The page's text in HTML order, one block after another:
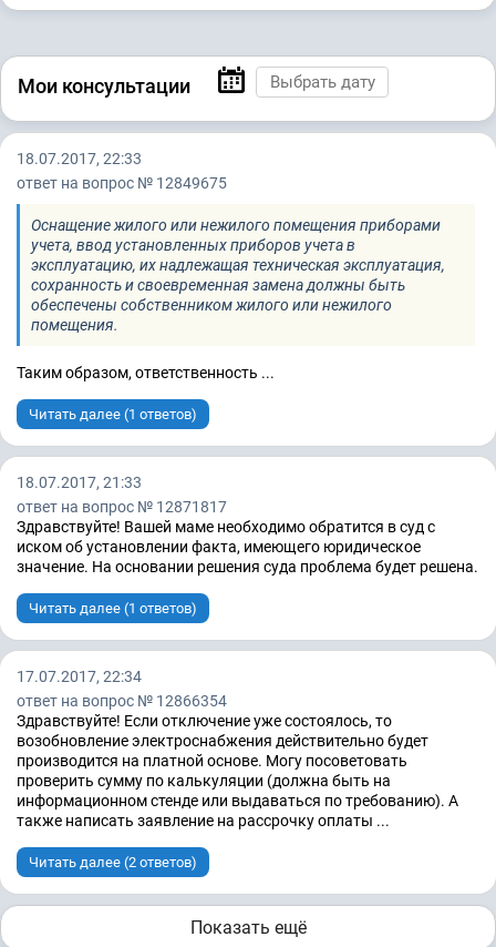
Мои консультации
18.07.2017, 22:33
ответ на вопрос № 12849675
Оснащение жилого или нежилого помещения приборами
учета, ввод установленных приборов учета в
эксплуатацию, их надлежащая техническая эксплуатация,
сохранность и своевременная замена должны быть
обеспечены собственником жилого или нежилого
помещения.
Таким образом, ответственность ...
Читать далее (1 ответов)
18.07.2017, 21:33
ответ на вопрос № 12871817
Здравствуйте! Вашей маме необходимо обратится в суд с
иском об установлении факта, имеющего юридическое
значение. На основании решения суда проблема будет решена.
Читать далее (1 ответов)
17.07.2017, 22:34
ответ на вопрос № 12866354
Здравствуйте! Если отключение уже состоялось, то
возобновление электроснабжения действительно будет
производится на платной основе. Могу посоветовать
проверить сумму по калькуляции (должна быть на
информационном стенде или выдаваться по требованию). А
также написать заявление на рассрочку оплаты ...
Читать далее (2 ответов)
Показать ещё